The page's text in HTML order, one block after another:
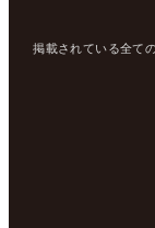
掲載されている全て